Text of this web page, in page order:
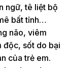
ngữ, tê liệt bộ
bất tỉnh…
não, viêm
độc, sốt do bại
của trẻ em.